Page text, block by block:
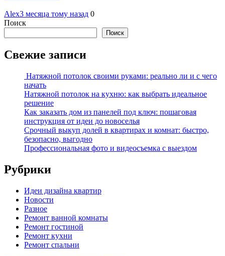
Alex3 месяца тому назад 0
Поиск
Поиск
Свежие записи
Натяжной потолок своими руками: реально ли и с чего
начать
Натяжной потолок на кухню: как выбрать идеальное
решение
Как заказать дом из панелей под ключ: пошаговая
инструкция от идеи до новоселья
Срочный выкуп долей в квартирах и комнат: быстро,
безопасно, выгодно
Профессиональная фото и видеосъемка с выездом
Рубрики
Идеи дизайна квартир
Новости
Разное
Ремонт ванной комнаты
Ремонт гостиной
Ремонт кухни
Ремонт спальни